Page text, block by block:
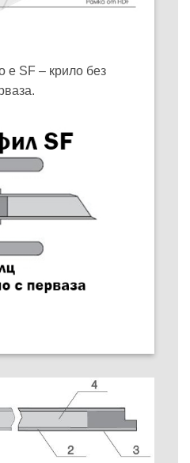
е SF – крило без